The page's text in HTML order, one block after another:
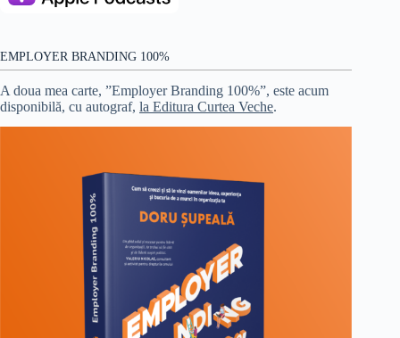
EMPLOYER BRANDING 100%
A doua mea carte, ”Employer Branding 100%”, este acum
disponibilă, cu autograf, la Editura Curtea Veche.